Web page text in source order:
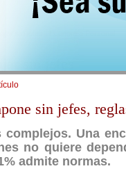
sin jefes | Economía Personal
sin jefes
sin jefes,
complejos. Una
no quiere
admite normas.